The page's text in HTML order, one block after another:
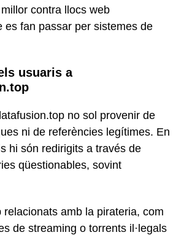
contra llocs web
es fan passar per sistemes de
usuaris a
no sol provenir de
ni de referències legítimes. En
hi són redirigits a través de
qüestionables, sovint
relacionats amb la pirateria, com
de streaming o torrents il·legals